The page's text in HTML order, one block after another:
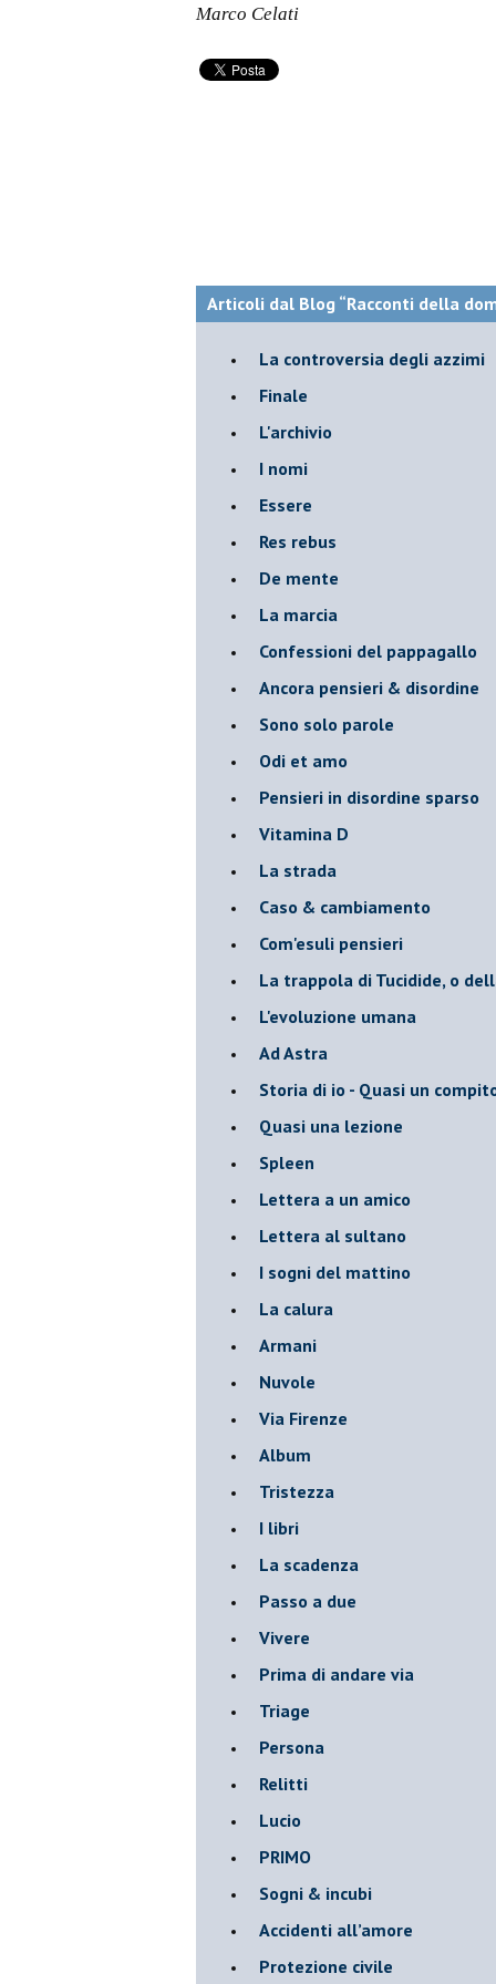
Marco Celati
Articoli dal Blog “Racconti della
La controversia degli azzimi
Finale
L'archivio
I nomi
Essere
Res rebus
De mente
La marcia
Confessioni del pappagallo
Ancora pensieri & disordine
Sono solo parole
Odi et amo
Pensieri in disordine sparso
Vitamina D
La strada
Caso & cambiamento
Com'esuli pensieri
La trappola di Tucidide, o
L'evoluzione umana
Ad Astra
Storia di io - Quasi un
Quasi una lezione
Spleen
Lettera a un amico
Lettera al sultano
I sogni del mattino
La calura
Armani
Nuvole
Via Firenze
Album
Tristezza
I libri
La scadenza
Passo a due
Vivere
Prima di andare via
Triage
Persona
Relitti
Lucio
PRIMO
Sogni & incubi
Accidenti all’amore
Protezione civile